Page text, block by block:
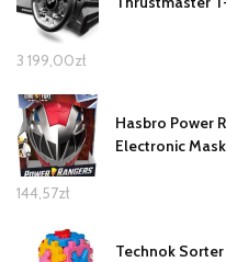
3 199,00zł
Hasbro Power
Electronic
144,57zł
Technok